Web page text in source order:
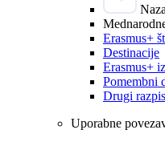
Erasmus+
Destinacije
Erasmus+
Pomembni
Drugi
Uporabne